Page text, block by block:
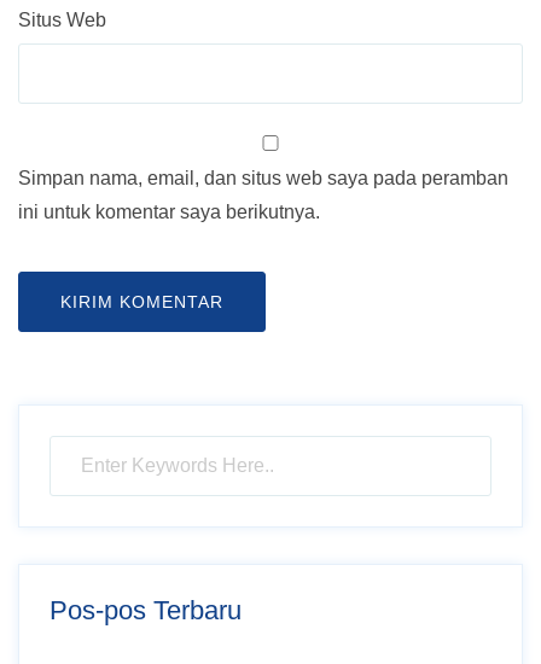
Situs Web
Simpan nama, email, dan situs web saya pada peramban
ini untuk komentar saya berikutnya.
Pos-pos Terbaru